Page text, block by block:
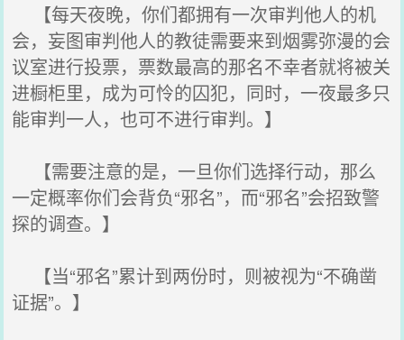
【每天夜晚，你们都拥有一次审判他人的机
会，妄图审判他人的教徒需要来到烟雾弥漫的会
议室进行投票，票数最高的那名不幸者就将被关
进橱柜里，成为可怜的囚犯，同时，一夜最多只
能审判一人，也可不进行审判。】
【需要注意的是，一旦你们选择行动，那么
一定概率你们会背负“邪名”，而“邪名”会招致警
探的调查。】
【当“邪名”累计到两份时，则被视为“不确凿
证据”。】